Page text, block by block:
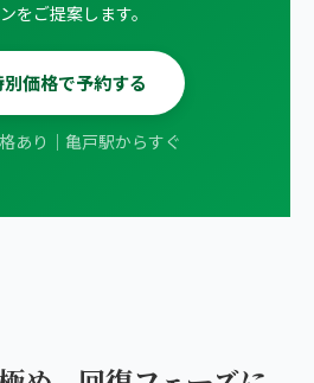
をご提案します。
価格で予約する
あり｜亀戸駅からすぐ